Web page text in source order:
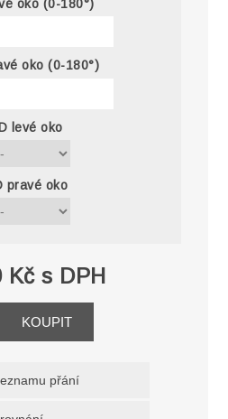
oko (0-180°)
oko (0-180°)
levé oko
pravé oko
Kč s DPH